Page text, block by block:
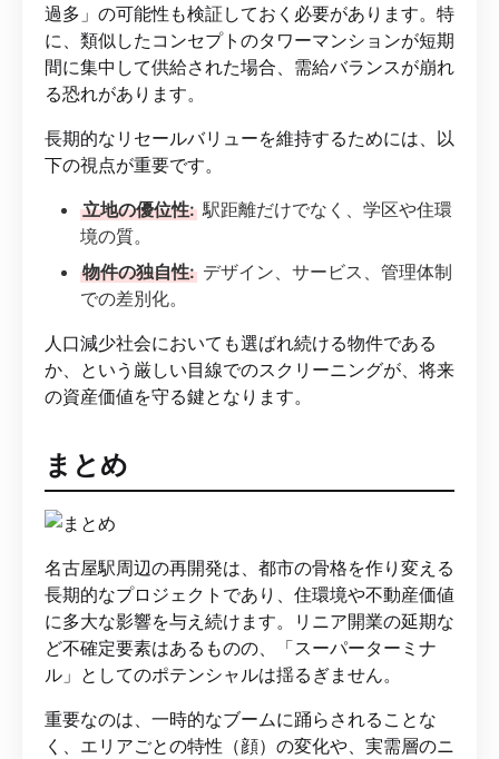
過多」の可能性も検証しておく必要があります。特
に、類似したコンセプトのタワーマンションが短期
間に集中して供給された場合、需給バランスが崩れ
る恐れがあります。
長期的なリセールバリューを維持するためには、以
下の視点が重要です。
立地の優位性: 駅距離だけでなく、学区や住環
境の質。
物件の独自性: デザイン、サービス、管理体制
での差別化。
人口減少社会においても選ばれ続ける物件である
か、という厳しい目線でのスクリーニングが、将来
の資産価値を守る鍵となります。
まとめ
名古屋駅周辺の再開発は、都市の骨格を作り変える
長期的なプロジェクトであり、住環境や不動産価値
に多大な影響を与え続けます。リニア開業の延期な
ど不確定要素はあるものの、「スーパーターミナ
ル」としてのポテンシャルは揺るぎません。
重要なのは、一時的なブームに踊らされることな
く、エリアごとの特性（顔）の変化や、実需層のニ